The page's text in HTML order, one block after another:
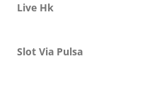
Live Hk
Slot Via Pulsa